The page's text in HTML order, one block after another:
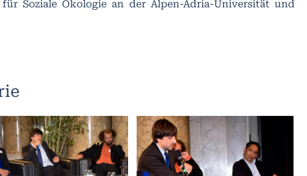
Soziale Ökologie an der Alpen-Adria-Universität und